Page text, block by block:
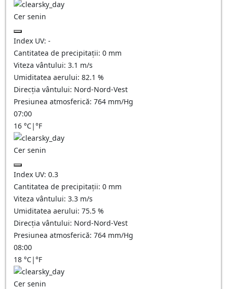
Cer senin
Index UV: -
Cantitatea de precipitații: 0 mm
Viteza vântului: 3.1 m/s
Umiditatea aerului: 82.1 %
Direcția vântului: Nord-Nord-Vest
Presiunea atmosferică: 764 mm/Hg
07:00
16 °C|°F
Cer senin
Index UV: 0.3
Cantitatea de precipitații: 0 mm
Viteza vântului: 3.3 m/s
Umiditatea aerului: 75.5 %
Direcția vântului: Nord-Nord-Vest
Presiunea atmosferică: 764 mm/Hg
08:00
18 °C|°F
Cer senin